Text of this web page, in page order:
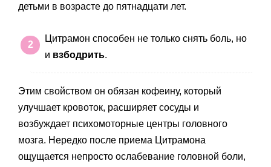
детьми в возрасте до пятнадцати лет.
Цитрамон способен не только снять боль, но
и взбодрить.
Этим свойством он обязан кофеину, который
улучшает кровоток, расширяет сосуды и
возбуждает психомоторные центры головного
мозга. Нередко после приема Цитрамона
ощущается непросто ослабевание головной боли,